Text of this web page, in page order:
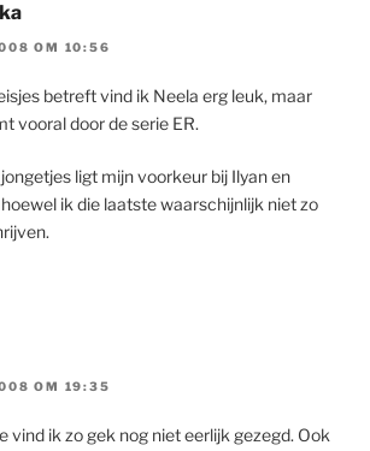
OM 10:56
betreft vind ik Neela erg leuk, maar
vooral door de serie ER.
ligt mijn voorkeur bij Ilyan en
hoewel ik die laatste waarschijnlijk niet zo
OM 19:35
vind ik zo gek nog niet eerlijk gezegd. Ook